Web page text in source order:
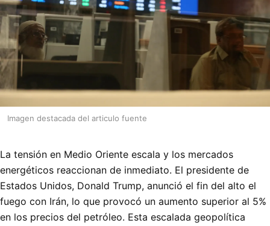
Imagen destacada del articulo fuente
La tensión en Medio Oriente escala y los mercados
energéticos reaccionan de inmediato. El presidente de
Estados Unidos, Donald Trump, anunció el fin del alto el
fuego con Irán, lo que provocó un aumento superior al 5%
en los precios del petróleo. Esta escalada geopolítica